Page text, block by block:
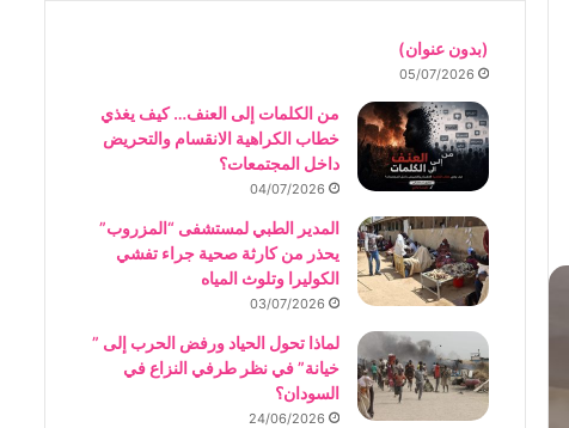
(بدون عنوان)
05/07/2026
من الكلمات إلى العنف… كيف يغذي
خطاب الكراهية الانقسام والتحريض
داخل المجتمعات؟
04/07/2026
المدير الطبي لمستشفى “المزروب”
يحذر من كارثة صحية جراء تفشي
الكوليرا وتلوث المياه
03/07/2026
لماذا تحول الحياد ورفض الحرب إلى ”
خيانة” في نظر طرفي النزاع في
السودان؟
24/06/2026